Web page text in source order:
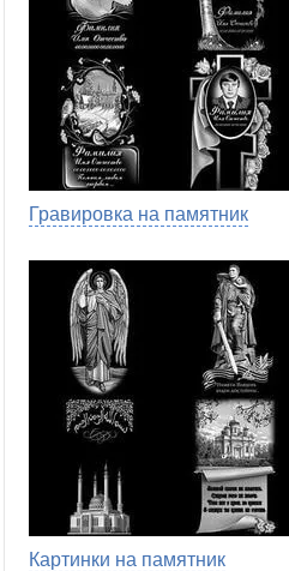
Гравировка на памятник
Картинки на памятник